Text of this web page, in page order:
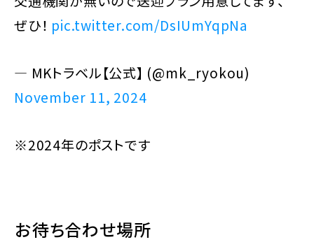
ぜひ！ pic.twitter.com/DsIUmYqpNa
— MKトラベル【公式】 (@mk_ryokou)
November 11, 2024
※2024年のポストです
お待ち合わせ場所